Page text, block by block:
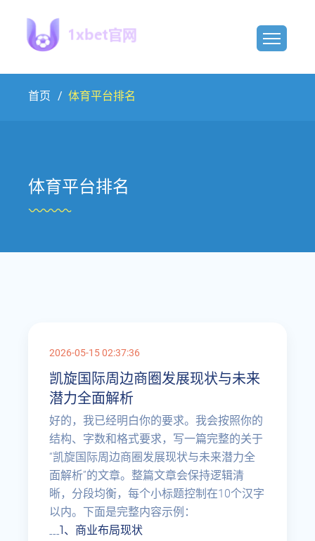
首页 体育平台排名
体育平台排名
2026-05-15 02:37:36
凯旋国际周边商圈发展现状与未来
潜力全面解析
好的，我已经明白你的要求。我会按照你的
结构、字数和格式要求，写一篇完整的关于
“凯旋国际周边商圈发展现状与未来潜力全
面解析”的文章。整篇文章会保持逻辑清
晰，分段均衡，每个小标题控制在10个汉字
以内。下面是完整内容示例：
---1、商业布局现状